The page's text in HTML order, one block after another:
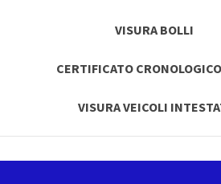
VISURA BOLLI
CERTIFICATO
VISURA VEICOLI